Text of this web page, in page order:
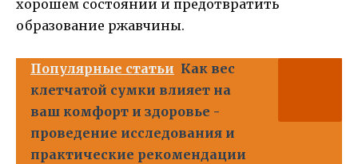
хорошем состоянии и предотвратить
образование ржавчины.
Популярные статьи Как вес
клетчатой сумки влияет на
ваш комфорт и здоровье -
проведение исследования и
практические рекомендации